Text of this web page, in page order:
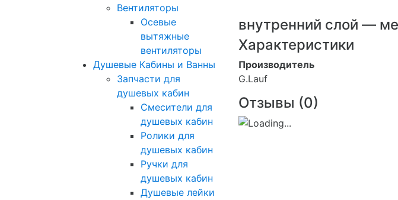
Вентиляторы
Осевые
вытяжные
вентиляторы
Душевые Кабины и Ванны
Запчасти для
душевых кабин
Смесители для
душевых кабин
Ролики для
душевых кабин
Ручки для
душевых кабин
Душевые лейки
внутренний слой —
Характеристики
Производитель
G.Lauf
Отзывы (0)